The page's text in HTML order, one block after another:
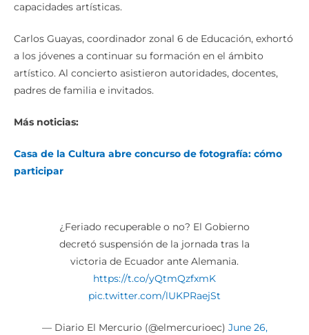
capacidades artísticas.
Carlos Guayas, coordinador zonal 6 de Educación, exhortó
a los jóvenes a continuar su formación en el ámbito
artístico. Al concierto asistieron autoridades, docentes,
padres de familia e invitados.
Más noticias:
Casa de la Cultura abre concurso de fotografía: cómo
participar
¿Feriado recuperable o no? El Gobierno
decretó suspensión de la jornada tras la
victoria de Ecuador ante Alemania.
https://t.co/yQtmQzfxmK
pic.twitter.com/lUKPRaejSt
— Diario El Mercurio (@elmercurioec) June 26,